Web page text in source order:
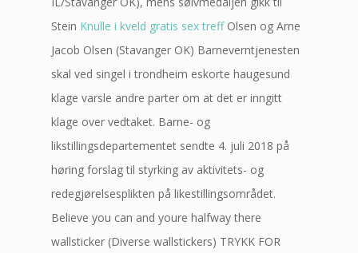
Stein Knulle i kveld gratis sex treffOlsen og Arne
Jacob Olsen (Stavanger OK) Barneverntjenesten
skal ved singel i trondheim eskorte haugesund
klage varsle andre parter om at det er inngitt
klage over vedtaket. Barne- og
likstillingsdepartementet sendte 4. juli 2018 på
høring forslag til styrking av aktivitets- og
redegjørelsesplikten på likestillingsområdet.
Believe you can and youre halfway there
wallsticker (Diverse wallstickers) TRYKK FOR